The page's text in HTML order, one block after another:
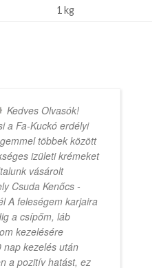
1 kg
Kedves Olvasók!
a Fa-Kuckó erdélyi
többek között
izületi krémeket
vásárolt
Csuda Kenőcs -
A feleségem karjaira
a csípőm, láb
kezelésére
nap kezelés után
a pozitív hatást, ez